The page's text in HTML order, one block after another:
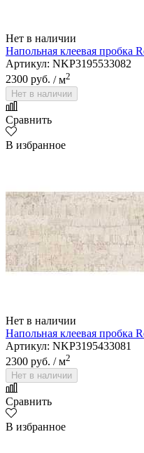
Нет в наличии
Напольная клеевая пробка
Артикул: NKP3195533082
2300 руб. / м2
Нет в наличии
Сравнить
В избранное
Нет в наличии
Напольная клеевая пробка
Артикул: NKP3195433081
2300 руб. / м2
Нет в наличии
Сравнить
В избранное